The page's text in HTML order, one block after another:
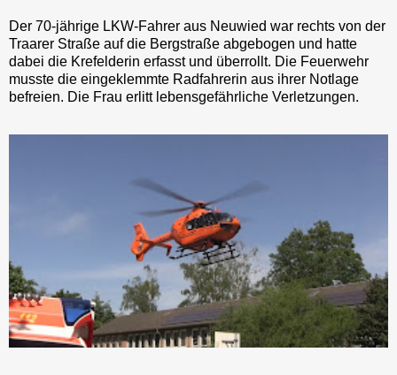
Der 70-jährige LKW-Fahrer aus Neuwied war rechts von der
Traarer Straße auf die Bergstraße abgebogen und hatte
dabei die Krefelderin erfasst und überrollt. Die Feuerwehr
musste die eingeklemmte Radfahrerin aus ihrer Notlage
befreien. Die Frau erlitt lebensgefährliche Verletzungen.